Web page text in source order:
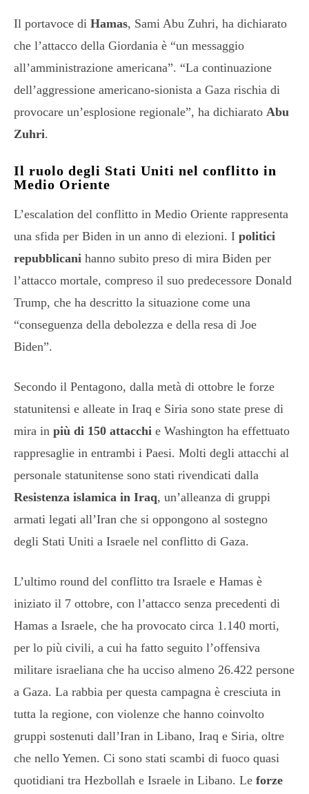
Il portavoce di Hamas, Sami Abu Zuhri, ha dichiarato
che l’attacco della Giordania è “un messaggio
all’amministrazione americana”. “La continuazione
dell’aggressione americano-sionista a Gaza rischia di
provocare un’esplosione regionale”, ha dichiarato Abu
Zuhri.
Il ruolo degli Stati Uniti nel conflitto in
Medio Oriente
L’escalation del conflitto in Medio Oriente rappresenta
una sfida per Biden in un anno di elezioni. I politici
repubblicani hanno subito preso di mira Biden per
l’attacco mortale, compreso il suo predecessore Donald
Trump, che ha descritto la situazione come una
“conseguenza della debolezza e della resa di Joe
Biden”.
Secondo il Pentagono, dalla metà di ottobre le forze
statunitensi e alleate in Iraq e Siria sono state prese di
mira in più di 150 attacchi e Washington ha effettuato
rappresaglie in entrambi i Paesi. Molti degli attacchi al
personale statunitense sono stati rivendicati dalla
Resistenza islamica in Iraq, un’alleanza di gruppi
armati legati all’Iran che si oppongono al sostegno
degli Stati Uniti a Israele nel conflitto di Gaza.
L’ultimo round del conflitto tra Israele e Hamas è
iniziato il 7 ottobre, con l’attacco senza precedenti di
Hamas a Israele, che ha provocato circa 1.140 morti,
per lo più civili, a cui ha fatto seguito l’offensiva
militare israeliana che ha ucciso almeno 26.422 persone
a Gaza. La rabbia per questa campagna è cresciuta in
tutta la regione, con violenze che hanno coinvolto
gruppi sostenuti dall’Iran in Libano, Iraq e Siria, oltre
che nello Yemen. Ci sono stati scambi di fuoco quasi
quotidiani tra Hezbollah e Israele in Libano. Le forze